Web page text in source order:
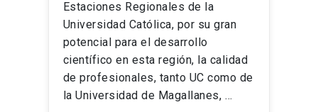
Estaciones Regionales de la
Universidad Católica, por su gran
potencial para el desarrollo
científico en esta región, la calidad
de profesionales, tanto UC como de
la Universidad de Magallanes, …